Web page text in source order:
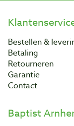
Bestellen &
Betaling
Retourneren
Garantie
Contact
Baptist